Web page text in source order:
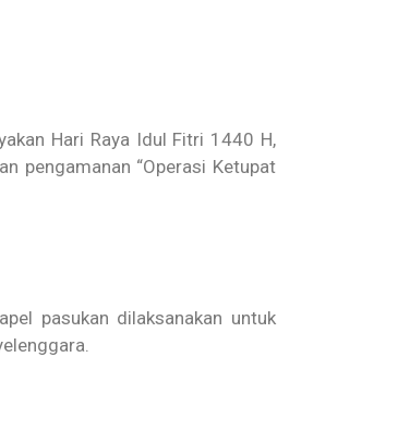
Hari Raya Idul Fitri 1440 H,
pengamanan “Operasi Ketupat
pasukan dilaksanakan untuk